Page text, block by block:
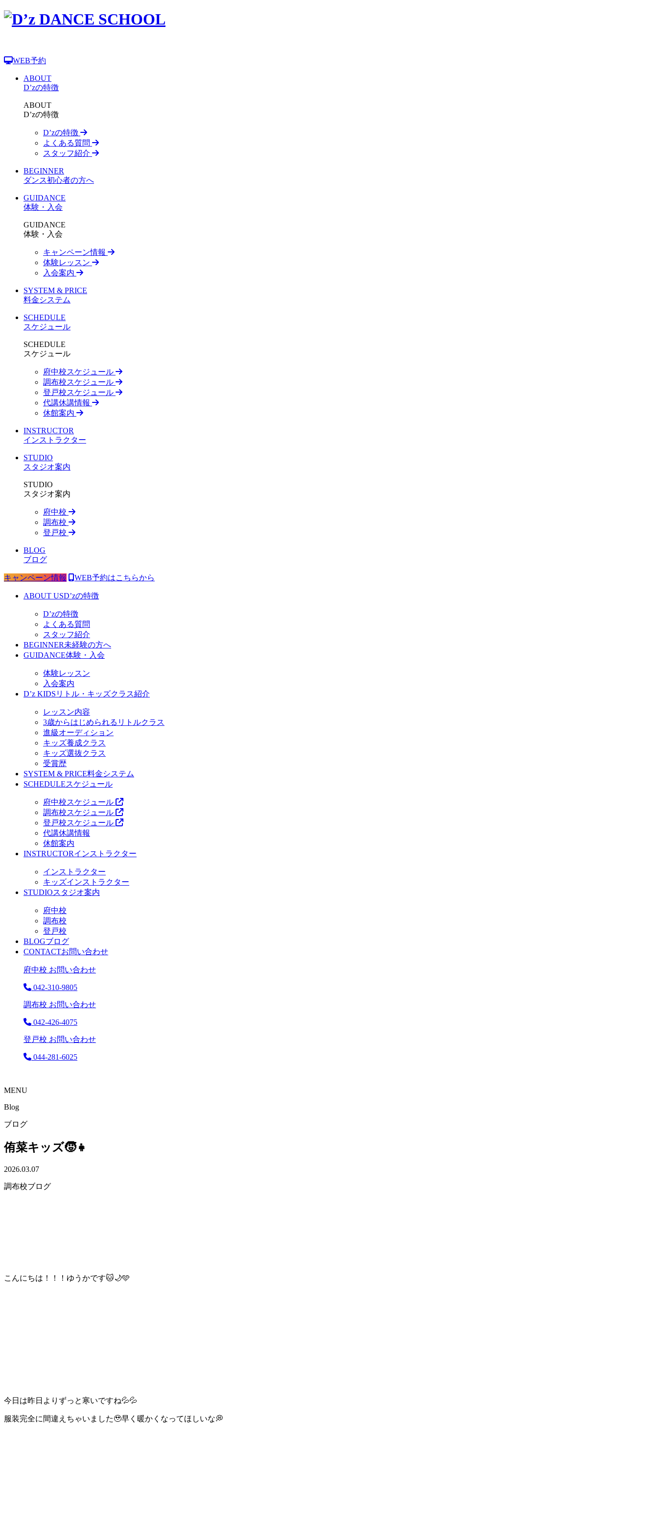
WEB予約
ABOUT
D’zの特徴
ABOUT
D’zの特徴
D’zの特徴
よくある質問
スタッフ紹介
BEGINNER
ダンス初心者の方へ
GUIDANCE
体験・入会
GUIDANCE
体験・入会
キャンペーン情報
体験レッスン
入会案内
SYSTEM & PRICE
料金システム
SCHEDULE
スケジュール
SCHEDULE
スケジュール
府中校スケジュール
調布校スケジュール
登戸校スケジュール
代講休講情報
休館案内
INSTRUCTOR
インストラクター
STUDIO
スタジオ案内
STUDIO
スタジオ案内
府中校
調布校
登戸校
BLOG
ブログ
キャンペーン情報 WEB予約はこちらから
ABOUT USD’zの特徴
D’zの特徴
よくある質問
スタッフ紹介
BEGINNER未経験の方へ
GUIDANCE体験・入会
体験レッスン
入会案内
D’z KIDS リトル・キッズクラス紹介
レッスン内容
3歳からはじめられるリトルクラス
進級オーディション
キッズ養成クラス
キッズ選抜クラス
受賞歴
SYSTEM & PRICE料金システム
SCHEDULEスケジュール
府中校スケジュール
調布校スケジュール
登戸校スケジュール
代講休講情報
休館案内
INSTRUCTORインストラクター
インストラクター
キッズインストラクター
STUDIOスタジオ案内
府中校
調布校
登戸校
BLOGブログ
CONTACTお問い合わせ
府中校 お問い合わせ
042-310-9805
調布校 お問い合わせ
042-426-4075
登戸校 お問い合わせ
044-281-6025
MENU
Blog
ブログ
侑菜キッズ🧒👧
2026.03.07
調布校ブログ
こんにちは！！！ゆうかです🐱🌙🩵
今日は昨日よりずっと寒いですね💦💦
服装完全に間違えちゃいました🥹早く暖かくなってほしいな💭